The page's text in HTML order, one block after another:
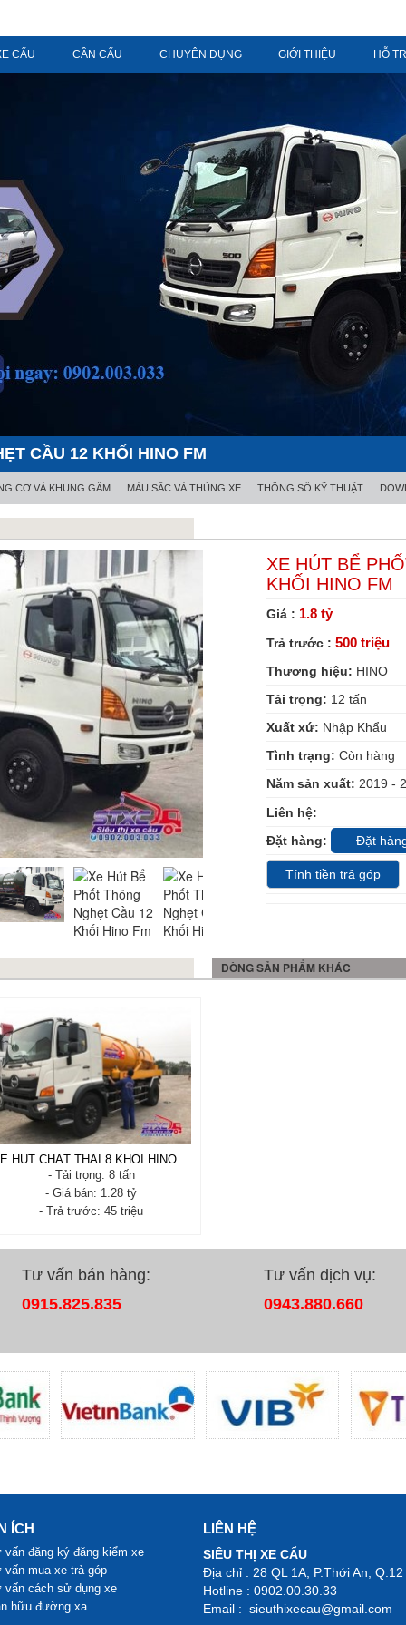
CẨU CẦN CẨU CHUYÊN DỤNG GIỚI THIỆU HỖ
CẦU 12 KHỐI HINO FM
CƠ VÀ KHUNG GẦM MÀU SẮC VÀ THÙNG XE THÔNG SỐ KỸ THUẬT
XE HÚT BỂ
KHỐI HINO FM
Giá : 1.8 tỷ
Trả trước : 500 triệu
Thương hiệu: HINO
Tải trọng: 12 tấn
Xuất xứ: Nhập Khẩu
Tình trạng: Còn hàng
Năm sản xuất: 2019 -
Liên hệ:
Đặt hàng:
Đặt
Tính tiền trả góp
DÒNG SẢN PHẨM KHÁC
XE HÚT CHẤT THẢI 8 KHỐI HINO FG
- Tải trọng: 8 tấn
- Giá bán: 1.28 tỷ
- Trả trước: 45 triệu
HINO FG
- Xuất xứ: Nhật bản
- Tình trạng: Sat xi - mới 100%
- Năm sản xuất: 2020
Tư vấn bán hàng:
0915.825.835
Tư vấn dịch vụ:
0943.880.660
ÍCH
vấn đăng ký đăng kiểm xe
vấn mua xe trả góp
vấn cách sử dụng xe
hữu đường xa
LIÊN HỆ
SIÊU THỊ XE CẨU
Địa chỉ : 28 QL 1A, P.Thới An, Q.12
Hotline : 0902.00.30.33
Email : sieuthixecau@gmail.com